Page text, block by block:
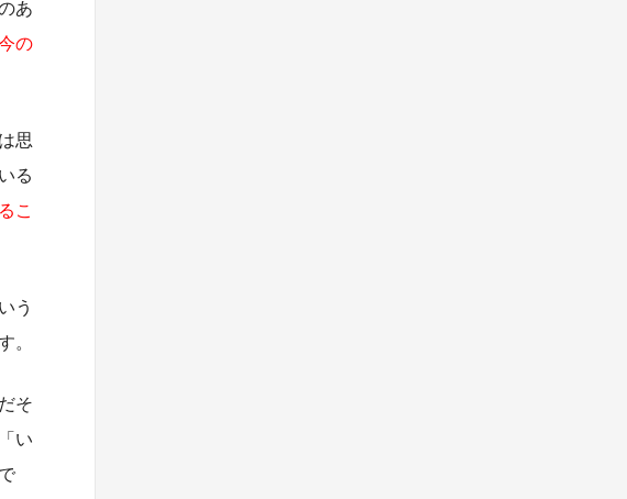
あ
今の
思
る
こ
う
。
そ
い